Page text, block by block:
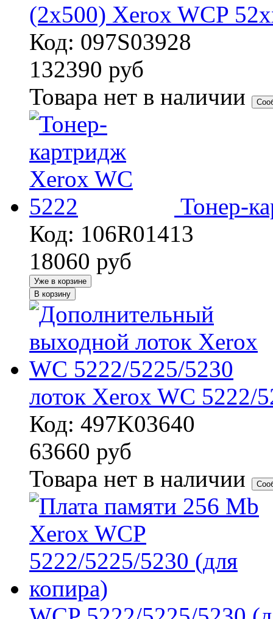
(2x500) Xerox WCP
Код: 097S03928
132390 руб
Товара нет в наличии
Тонер-
Код: 106R01413
18060 руб
Уже в корзине
В корзину
лоток Xerox WC 5222/
Код: 497K03640
63660 руб
Товара нет в наличии